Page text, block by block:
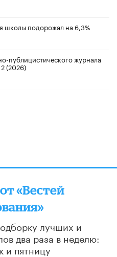
школы подорожал на 6,3%
публицистического журнала
(2026)
«Вестей
лучших и
два раза в неделю:
и пятницу